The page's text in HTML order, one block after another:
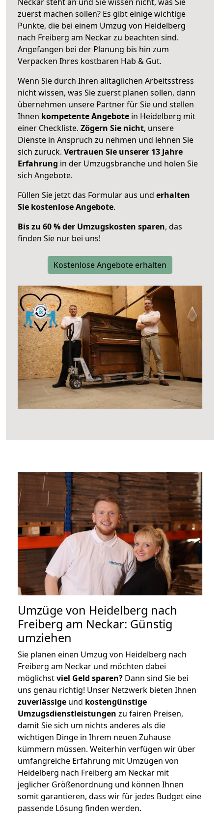
zuerst machen sollen? Es gibt einige wichtige
Punkte, die bei einem Umzug von Heidelberg
nach Freiberg am Neckar zu beachten sind.
Angefangen bei der Planung bis hin zum
Verpacken Ihres kostbaren Hab & Gut.
Wenn Sie durch Ihren alltäglichen Arbeitsstress
nicht wissen, was Sie zuerst planen sollen, dann
übernehmen unsere Partner für Sie und stellen
Ihnen kompetente Angebote in Heidelberg mit
einer Checkliste. Zögern Sie nicht, unsere
Dienste in Anspruch zu nehmen und lehnen Sie
sich zurück. Vertrauen Sie unserer 13 Jahre
Erfahrung in der Umzugsbranche und holen Sie
sich Angebote.
Füllen Sie jetzt das Formular aus und erhalten
Sie kostenlose Angebote.
Bis zu 60 % der Umzugskosten sparen, das
finden Sie nur bei uns!
Kostenlose Angebote erhalten
Umzüge von Heidelberg nach
Freiberg am Neckar: Günstig
umziehen
Sie planen einen Umzug von Heidelberg nach
Freiberg am Neckar und möchten dabei
möglichstviel Geld sparen? Dann sind Sie bei
uns genau richtig! Unser Netzwerk bieten Ihnen
zuverlässige und kostengünstige
Umzugsdienstleistungen zu fairen Preisen,
damit Sie sich um nichts anderes als die
wichtigen Dinge in Ihrem neuen Zuhause
kümmern müssen. Weiterhin verfügen wir über
umfangreiche Erfahrung mit Umzügen von
Heidelberg nach Freiberg am Neckar mit
jeglicher Größenordnung und können Ihnen
somit garantieren, dass wir für jedes Budget eine
passende Lösung finden werden.